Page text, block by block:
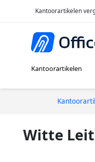
Kantoorartikelen
Kantoorartikelen
Witte